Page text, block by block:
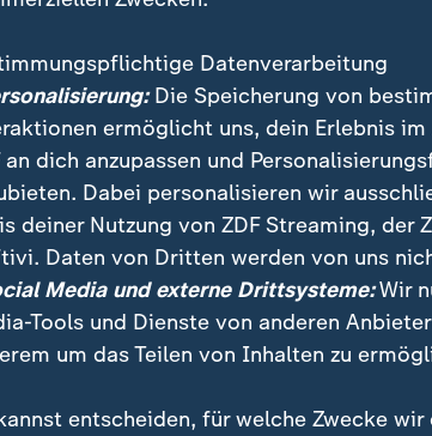
Acht-Stunden-Tag: Wer profitiert?
zwischen Januar und Mai 2025
oft kommt es vor, dass Sie sich nach
Bei den Männern sagten 29
40 Prozent. Besonders deutlich zeige
und Frauen, die Angehörige pflegen.
repräsentativ für die arbeitenden
Geschlecht
Datenverarbeitung
Die Speicherung von
ermöglicht uns, dein Erlebnis
an dich anzupassen und
Dabei personalisieren wir
deiner Nutzung von ZDF Streaming, der
Daten von Dritten werden von uns
Media und externe Drittsysteme:Wir
Tools und Dienste von anderen
um das Teilen von Inhalten zu
entscheiden, für welche Zwecke wir